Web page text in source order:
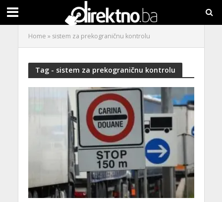
Home » sistem za prekograničnu kontrolu
Tag - sistem za prekograničnu kontrolu